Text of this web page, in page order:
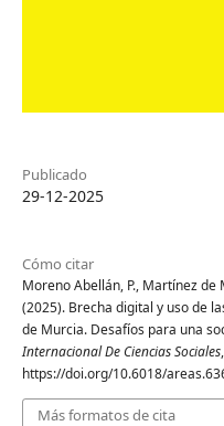
Publicado
29-12-2025
Cómo citar
Moreno Abellán, P., Martínez
(2025). Brecha digital y uso de
de Murcia. Desafíos para una
Internacional De Ciencias Sociales
https://doi.org/10.6018/
Más formatos de cita